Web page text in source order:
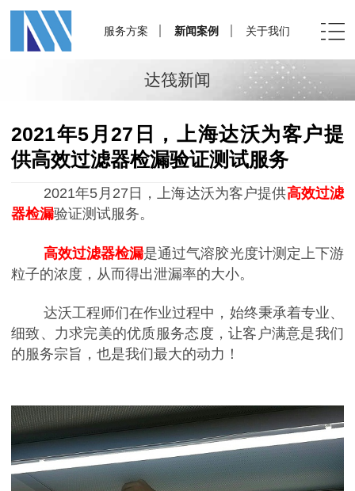
服务方案 新闻案例 关于我们
达筏新闻
2021年5月27日，上海达沃为客户提
供高效过滤器检漏验证测试服务
2021年5月27日，上海达沃为客户提供高效过滤
器检漏验证测试服务。
高效过滤器检漏是通过气溶胶光度计测定上下游
粒子的浓度，从而得出泄漏率的大小。
达沃工程师们在作业过程中，始终秉承着专业、
细致、力求完美的优质服务态度，让客户满意是我们
的服务宗旨，也是我们最大的动力！